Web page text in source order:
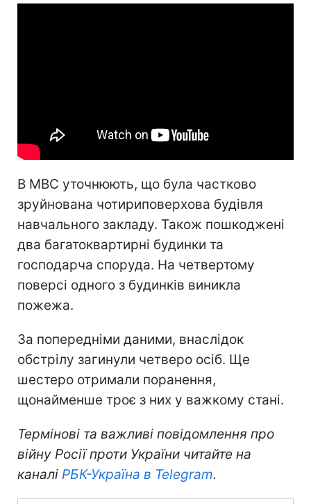
В МВС уточнюють, що була частково
зруйнована чотириповерхова будівля
навчального закладу. Також пошкоджені
два багатоквартирні будинки та
господарча споруда. На четвертому
поверсі одного з будинків виникла
пожежа.
За попередніми даними, внаслідок
обстрілу загинули четверо осіб. Ще
шестеро отримали поранення,
щонайменше троє з них у важкому стані.
Термінові та важливі повідомлення про
війну Росії проти України читайте на
каналі РБК-Україна в Telegram.